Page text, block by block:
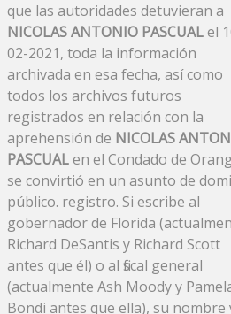
que las autoridades detuvieran a
NICOLAS ANTONIO PASCUALel
02-2021, toda la información
archivada en esa fecha, así como
todos los archivos futuros
registrados en relación con la
aprehensión de NICOLAS
PASCUALen el Condado de
se convirtió en un asunto de
público. registro. Si escribe al
gobernador de Florida
Richard DeSantis y Richard Scott
antes que él) o al fiscal general
(actualmente Ash Moody y
Bondi antes que ella), su nombre